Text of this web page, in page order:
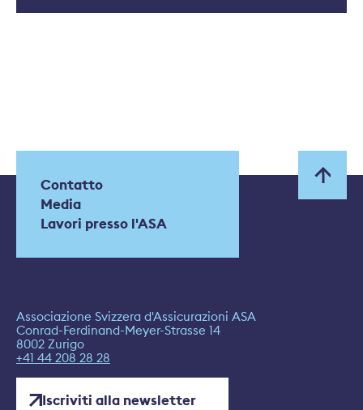
Contatto
Media
Lavori presso l'ASA
Associazione Svizzera d'Assicurazioni ASA
Conrad-Ferdinand-Meyer-Strasse 14
8002 Zurigo
+41 44 208 28 28
Iscriviti alla newsletter